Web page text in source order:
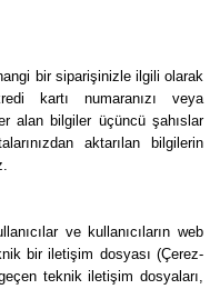
bir siparişinizle ilgili olarak
kartı numaranızı veya
alan bilgiler üçüncü şahıslar
aktarılan bilgilerin
ve kullanıcıların web
bir iletişim dosyası (Çerez-
teknik iletişim dosyaları,